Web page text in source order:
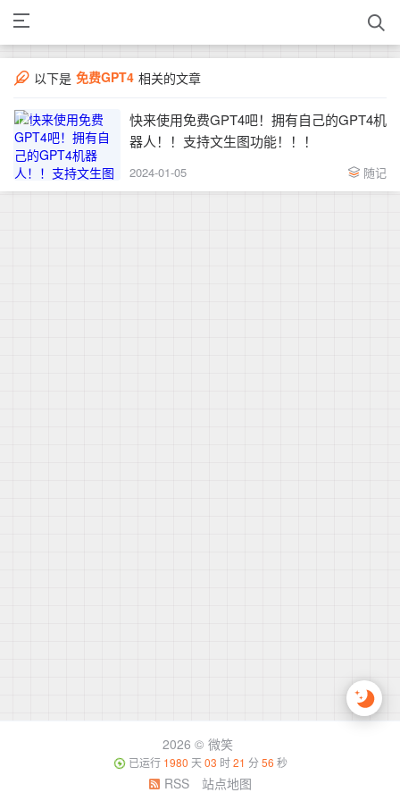
以下是 免费GPT4 相关的文章
快来使用免费GPT4吧！拥有自己的GPT4机
器人！！支持文生图功能！！！
2024-01-05 随记
2026 © 微笑
已运行 1980 天03 时21 分 56 秒
RSS 站点地图